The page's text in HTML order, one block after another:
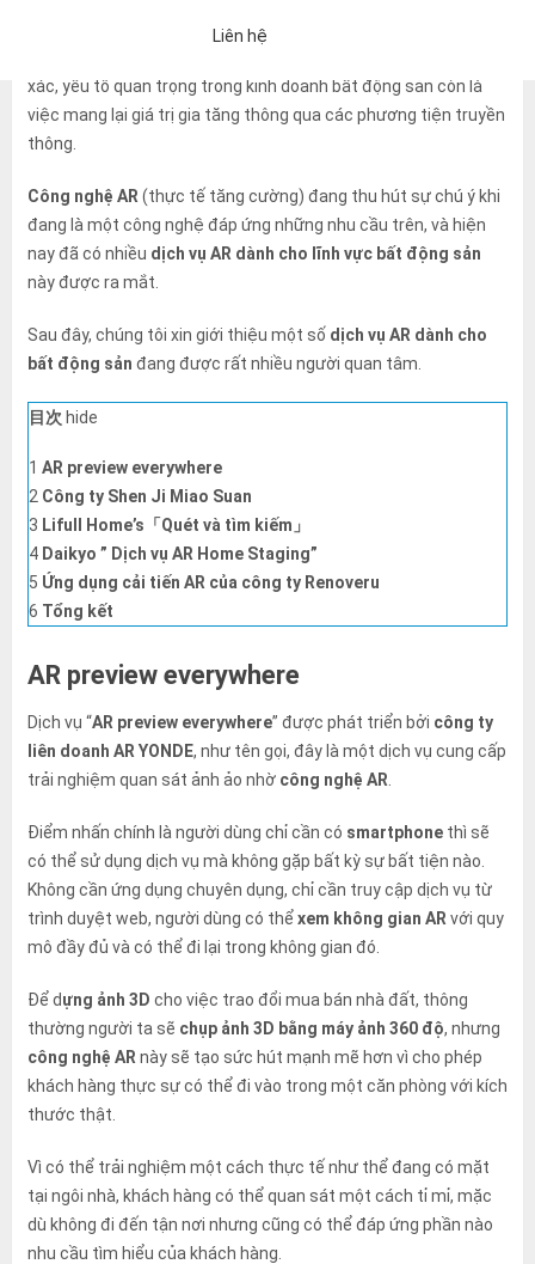
Liên hệ
xác, yếu tố quan trọng trong kinh doanh bất động sản còn là
việc mang lại giá trị gia tăng thông qua các phương tiện truyền
thông.
Công nghệ AR (thực tế tăng cường) đang thu hút sự chú ý khi
đang là một công nghệ đáp ứng những nhu cầu trên, và hiện
nay đã có nhiều dịch vụ AR dành cho lĩnh vực bất động sản
này được ra mắt.
Sau đây, chúng tôi xin giới thiệu một số dịch vụ AR dành cho
bất động sản đang được rất nhiều người quan tâm.
目次 hide
1 AR preview everywhere
2 Công ty Shen Ji Miao Suan
3 Lifull Home’s「Quét và tìm kiếm」
4 Daikyo ” Dịch vụ AR Home Staging”
5 Ứng dụng cải tiến AR của công ty Renoveru
6 Tổng kết
AR preview everywhere
Dịch vụ “AR preview everywhere” được phát triển bởi công ty
liên doanh AR YONDE, như tên gọi, đây là một dịch vụ cung cấp
trải nghiệm quan sát ảnh ảo nhờ công nghệ AR
Điểm nhấn chính là người dùng chỉ cần có smartphonethì sẽ
có thể sử dụng dịch vụ mà không gặp bất kỳ sự bất tiện nào.
Không cần ứng dụng chuyên dụng, chỉ cần truy cập dịch vụ từ
trình duyệt web, người dùng có thểxem không gian AR với quy
mô đầy đủ và có thể đi lại trong không gian đó.
Để dựng ảnh 3D cho việc trao đổi mua bán nhà đất, thông
thường người ta sẽ chụp ảnh 3D bằng máy ảnh 360 độ, nhưng
công nghệ AR này sẽ tạo sức hút mạnh mẽ hơn vì cho phép
khách hàng thực sự có thể đi vào trong một căn phòng với kích
thước thật.
Vì có thể trải nghiệm một cách thực tế như thể đang có mặt
tại ngôi nhà, khách hàng có thể quan sát một cách tỉ mỉ, mặc
dù không đi đến tận nơi nhưng cũng có thể đáp ứng phần nào
nhu cầu tìm hiểu của khách hàng.
「Chính sách bảo mật」
Một email trả lời tự động sẽ được gửi đến địa chỉ email bạn đã
đó.